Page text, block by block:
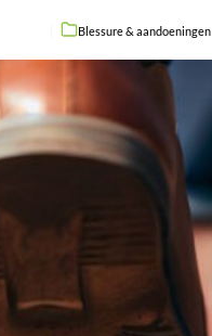
Blessure & aandoeningen